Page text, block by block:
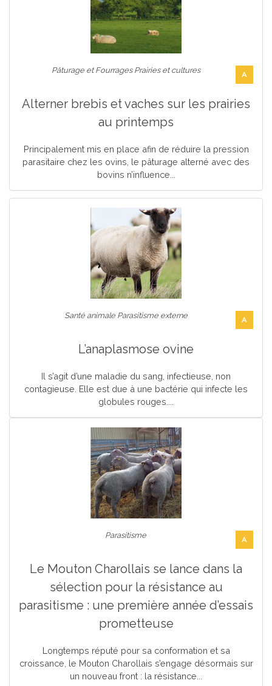
A
Pâturage et Fourrages Prairies et cultures
Alterner brebis et vaches sur les prairies
au printemps
Principalement mis en place afin de réduire la pression
parasitaire chez les ovins, le pâturage alterné avec des
bovins n’influence...
A
Santé animale Parasitisme externe
L’anaplasmose ovine
Il s’agit d’une maladie du sang, infectieuse, non
contagieuse. Elle est due à une bactérie qui infecte les
globules rouges....
A
Parasitisme
Le Mouton Charollais se lance dans la
sélection pour la résistance au
parasitisme : une première année d’essais
prometteuse
Longtemps réputé pour sa conformation et sa
croissance, le Mouton Charollais s’engage désormais sur
un nouveau front : la résistance...